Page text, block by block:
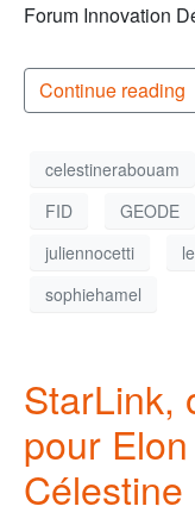
Forum Innovation
Continue reading
celestinerabouam
FID
GEODE
juliennocetti
sophiehamel
StarLink,
pour